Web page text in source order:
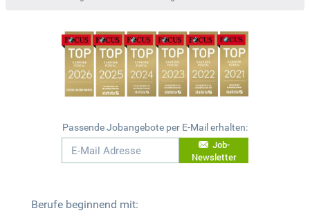
Passende Jobangebote per E-Mail erhalten:
Job-
Newsletter
Berufe beginnend mit: